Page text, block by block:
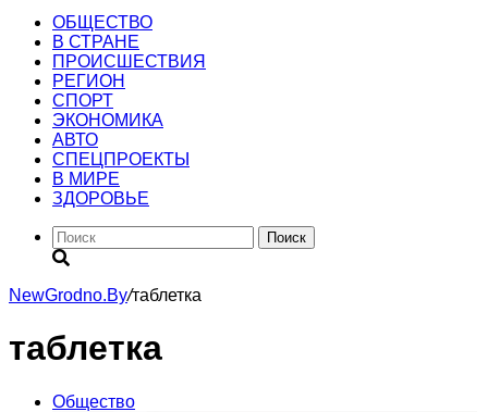
ОБЩЕСТВО
В СТРАНЕ
ПРОИСШЕСТВИЯ
РЕГИОН
CПОРТ
ЭКОНОМИКА
АВТО
СПЕЦПРОЕКТЫ
В МИРЕ
ЗДОРОВЬЕ
Поиск
NewGrodno.By/таблетка
таблетка
Общество